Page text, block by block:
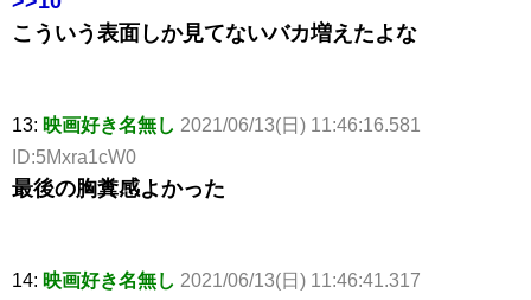
こういう表面しか見てないバカ増えたよな
13: 映画好き名無し 2021/06/13(日) 11:46:16.581
ID:5Mxra1cW0
最後の胸糞感よかった
14: 映画好き名無し 2021/06/13(日) 11:46:41.317